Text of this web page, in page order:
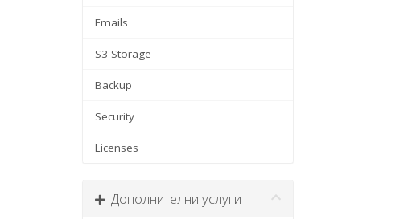
Emails
S3 Storage
Backup
Security
Licenses
Дополнителни услуги